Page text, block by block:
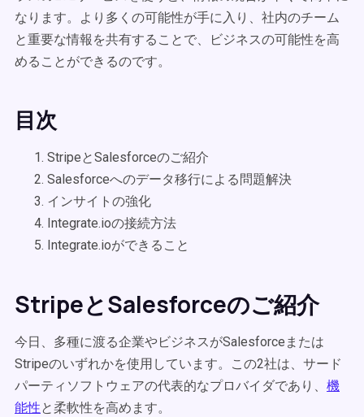
なります。より多くの可能性が手に入り、社内のチーム
と重要な情報を共有することで、ビジネスの可能性を高
めることができるのです。
目次
StripeとSalesforceのご紹介
Salesforceへのデータ移行による問題解決
インサイトの強化
Integrate.ioの接続方法
Integrate.ioができること
StripeとSalesforceのご紹介
今日、多種に渡る企業やビジネスがSalesforceまたは
Stripeのいずれかを使用しています。この2社は、サード
パーティソフトウェアの代表的なプロバイダであり、 機
能性と柔軟性を高めます。